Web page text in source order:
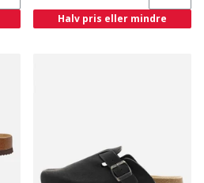
Halv pris eller mindre